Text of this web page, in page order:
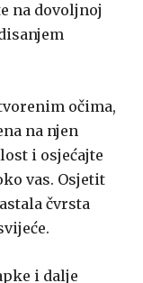
na dovoljnoj
očima,
na njen
i osjećajte
vas. Osjetit
čvrsta
i dalje